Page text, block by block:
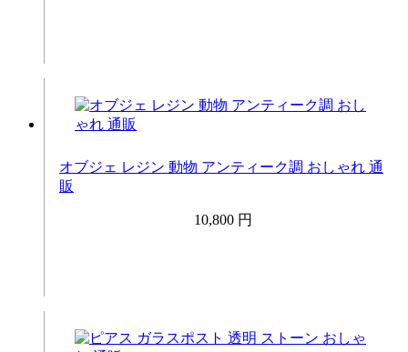
オブジェ レジン 動物 アンティーク調 おしゃれ 通
販
10,800 円